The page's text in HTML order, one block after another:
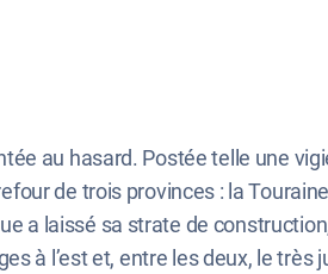
au hasard. Postée telle une
de trois provinces : la
a laissé sa strate de
à l’est et, entre les deux, le